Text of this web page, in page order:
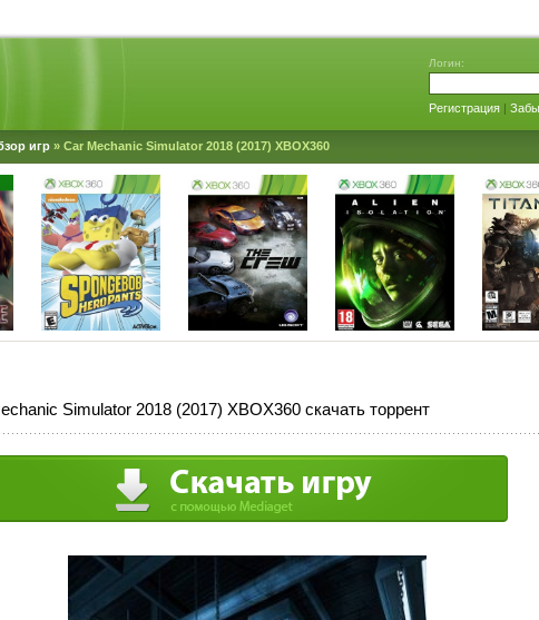
Логин:
Регистрация|
игр» Car Mechanic Simulator 2018 (2017) XBOX360
Simulator 2018 (2017) XBOX360 скачать торрент